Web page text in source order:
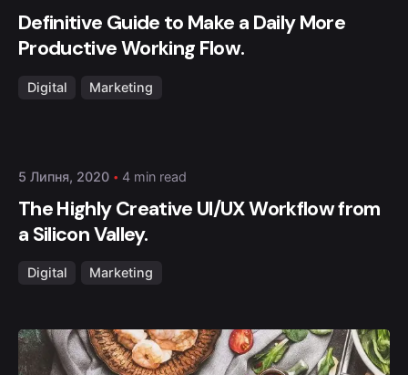
Definitive Guide to Make a Daily More
Productive Working Flow.
Digital Marketing
Posted by
5 Липня, 2020 4 min read
The Highly Creative UI/UX Workflow from
a Silicon Valley.
Digital Marketing